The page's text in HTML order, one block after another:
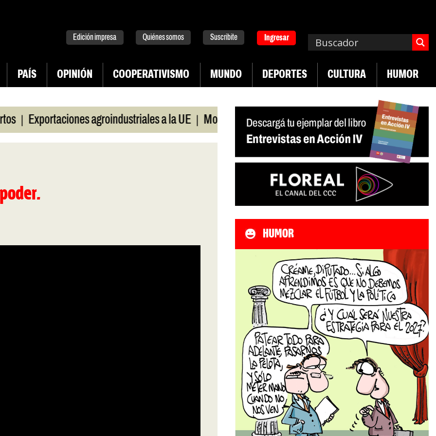
Edición impresa Quiénes somos Suscribite Ingresar
PAÍS OPINIÓN COOPERATIVISMO MUNDO DEPORTES CULTURA HUMOR
| Exportaciones agroindustriales a la UE | Morosidad en jóvenes precarizados | Cae la actividad en
HUMOR